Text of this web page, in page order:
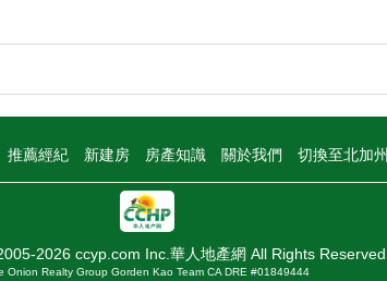
推薦經紀 新建房 房產知識 關於我們 切換至北加州
2026 ccyp.com Inc.華人地產網 All Rights Reserved
Onion Realty Group Gorden Kao Team CA DRE #01849444